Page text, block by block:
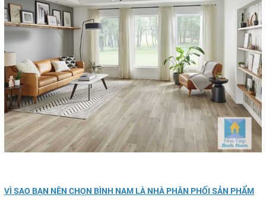
VÌ SAO BẠN NÊN CHỌN BÌNH NAM LÀ NHÀ PHÂN PHỐI SẢN PHẨM